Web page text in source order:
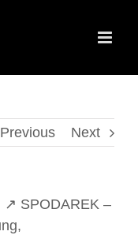
Previous Next
↗️ SPODAREK –